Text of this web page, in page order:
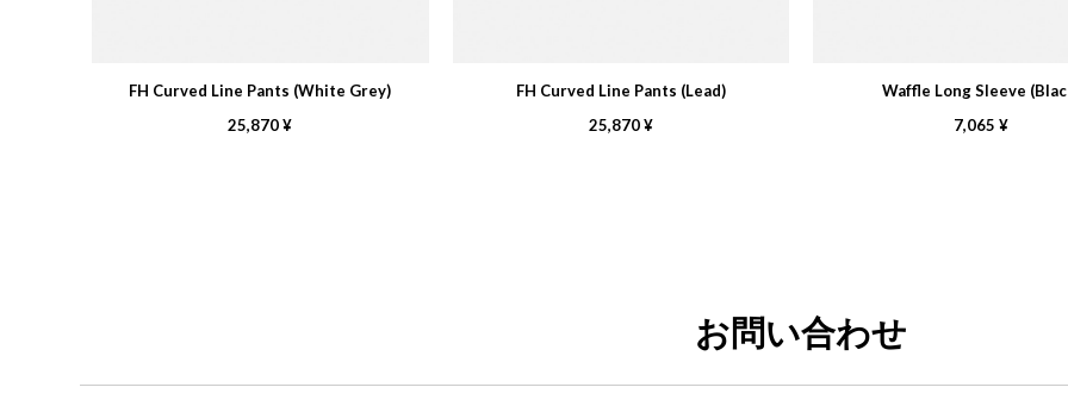
FH Curved Line Pants (White Grey)
25,870 ¥
FH Curved Line Pants (Lead)
25,870 ¥
Waffle Long Sleeve
7,065 ¥
お問い合わせ